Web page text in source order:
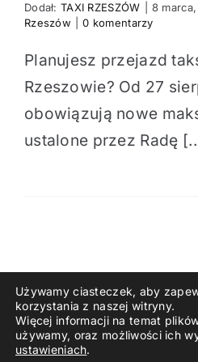
Dodał:TAXI RZESZÓW 8
Rzeszów
0 komentarzy
Planujesz przejazd
Rzeszowie? Od 27
obowiązują nowe
ustalone przez Radę
Używamy ciasteczek, aby
korzystania z naszej witryny.
Więcej informacji na temat
używamy, oraz możliwości ich
ustawieniach.